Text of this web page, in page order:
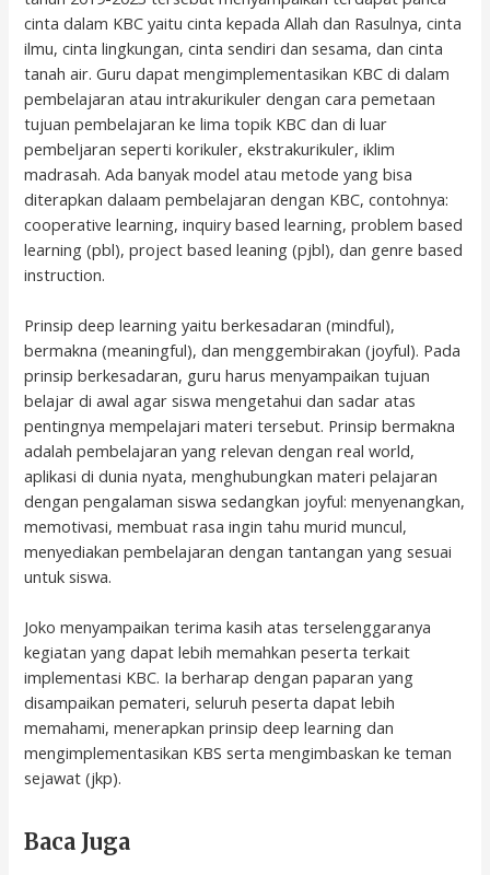
cinta dalam KBC yaitu cinta kepada Allah dan Rasulnya, cinta
ilmu, cinta lingkungan, cinta sendiri dan sesama, dan cinta
tanah air. Guru dapat mengimplementasikan KBC di dalam
pembelajaran atau intrakurikuler dengan cara pemetaan
tujuan pembelajaran ke lima topik KBC dan di luar
pembeljaran seperti korikuler, ekstrakurikuler, iklim
madrasah. Ada banyak model atau metode yang bisa
diterapkan dalaam pembelajaran dengan KBC, contohnya:
cooperative learning, inquiry based learning, problem based
learning (pbl), project based leaning (pjbl), dan genre based
instruction.
Prinsip deep learning yaitu berkesadaran (mindful),
bermakna (meaningful), dan menggembirakan (joyful). Pada
prinsip berkesadaran, guru harus menyampaikan tujuan
belajar di awal agar siswa mengetahui dan sadar atas
pentingnya mempelajari materi tersebut. Prinsip bermakna
adalah pembelajaran yang relevan dengan real world,
aplikasi di dunia nyata, menghubungkan materi pelajaran
dengan pengalaman siswa sedangkan joyful: menyenangkan,
memotivasi, membuat rasa ingin tahu murid muncul,
menyediakan pembelajaran dengan tantangan yang sesuai
untuk siswa.
Joko menyampaikan terima kasih atas terselenggaranya
kegiatan yang dapat lebih memahkan peserta terkait
implementasi KBC. Ia berharap dengan paparan yang
disampaikan pemateri, seluruh peserta dapat lebih
memahami, menerapkan prinsip deep learning dan
mengimplementasikan KBS serta mengimbaskan ke teman
sejawat (jkp).
Baca Juga